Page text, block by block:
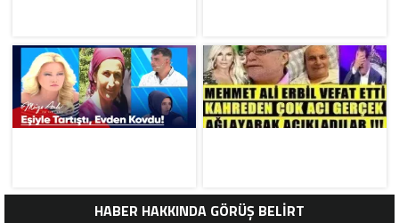
HABER HAKKINDA GÖRÜŞ BELİRT